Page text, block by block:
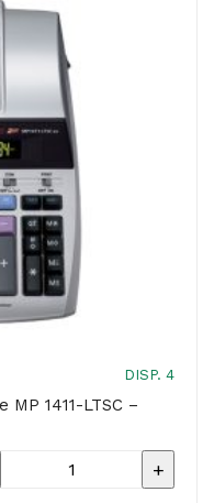
DISP. 4
1411-LTSC –